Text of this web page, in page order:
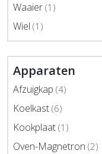
Waaier (1)
Wiel (1)
Apparaten
Afzuigkap (4)
Koelkast (6)
Kookplaat (1)
Oven-Magnetron (2)